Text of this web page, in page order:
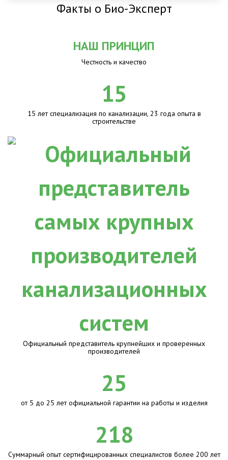
Факты о Био-Эксперт
НАШ ПРИНЦИП
Честность и качество
15
15 лет специализация по канализации, 23 года опыта в
строительстве
Официальный представитель крупнейших и проверенных
производителей
25
от 5 до 25 лет официальной гарантии на работы и изделия
218
Суммарный опыт сертифицированных специалистов более 200 лет